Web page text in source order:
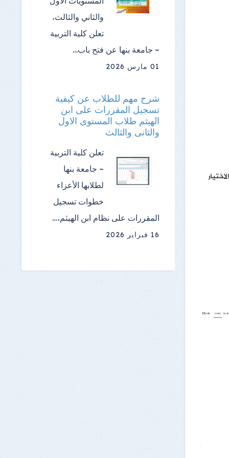
والثاني والثالث،
تعلن كلية التربية
– جامعة بنها عن فتح باب…
01 مارس 2026
شرح مهم للطلاب عن كيفية
تسجيل المقررات على ابن
الهيثم طلاب المستوى الاول
والثانى والثالث
تعلن كلية التربية
– جامعة بنها
لطلابها الأعزاء
خطوات تسجيل
المقررات على نظام ابن الهيثم،…
16 فبراير 2026